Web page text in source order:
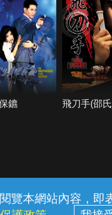
覽本網站內容，即
鑣 飛刀手(邵
隱私權保護